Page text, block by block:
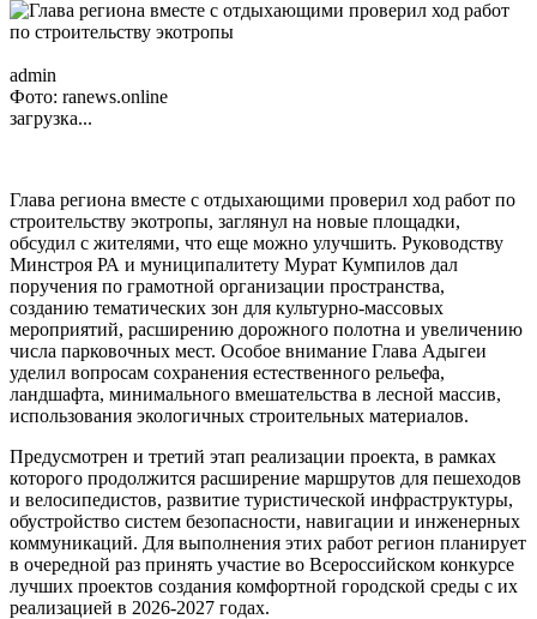
admin
Фото: ranews.online
загрузка...
Глава региона вместе с отдыхающими проверил ход работ по
строительству экотропы, заглянул на новые площадки,
обсудил с жителями, что еще можно улучшить. Руководству
Минстроя РА и муниципалитету Мурат Кумпилов дал
поручения по грамотной организации пространства,
созданию тематических зон для культурно-массовых
мероприятий, расширению дорожного полотна и увеличению
числа парковочных мест. Особое внимание Глава Адыгеи
уделил вопросам сохранения естественного рельефа,
ландшафта, минимального вмешательства в лесной массив,
использования экологичных строительных материалов.
Предусмотрен и третий этап реализации проекта, в рамках
которого продолжится расширение маршрутов для пешеходов
и велосипедистов, развитие туристической инфраструктуры,
обустройство систем безопасности, навигации и инженерных
коммуникаций. Для выполнения этих работ регион планирует
в очередной раз принять участие во Всероссийском конкурсе
лучших проектов создания комфортной городской среды с их
реализацией в 2026-2027 годах.